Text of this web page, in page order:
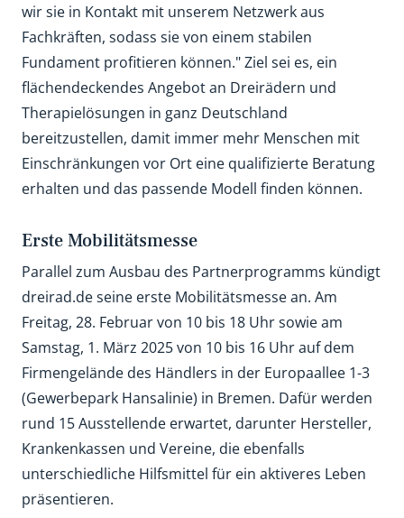
wir sie in Kontakt mit unserem Netzwerk aus
Fachkräften, sodass sie von einem stabilen
Fundament profitieren können." Ziel sei es, ein
flächendeckendes Angebot an Dreirädern und
Therapielösungen in ganz Deutschland
bereitzustellen, damit immer mehr Menschen mit
Einschränkungen vor Ort eine qualifizierte Beratung
erhalten und das passende Modell finden können.
Erste Mobilitätsmesse
Parallel zum Ausbau des Partnerprogramms kündigt
dreirad.de seine erste Mobilitätsmesse an. Am
Freitag, 28. Februar von 10 bis 18 Uhr sowie am
Samstag, 1. März 2025 von 10 bis 16 Uhr auf dem
Firmengelände des Händlers in der Europaallee 1-3
(Gewerbepark Hansalinie) in Bremen. Dafür werden
rund 15 Ausstellende erwartet, darunter Hersteller,
Krankenkassen und Vereine, die ebenfalls
unterschiedliche Hilfsmittel für ein aktiveres Leben
präsentieren.